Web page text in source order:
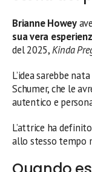
Brianne Howey
sua vera
del 2025,Kinda
L’idea sarebbe
Schumer, che le
autentico e
L’attrice ha
allo stesso tempo